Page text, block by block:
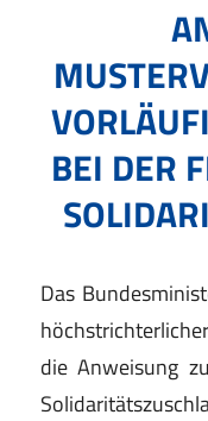
BEI DER
Das
die Anweisung